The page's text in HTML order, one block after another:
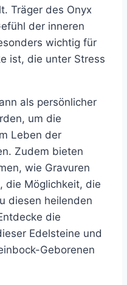
Träger des Onyx
der inneren
wichtig für
ist, die unter Stress
als persönlicher
um die
Leben der
Zudem bieten
wie Gravuren
die Möglichkeit, die
diesen heilenden
die
Edelsteine und
Geborenen